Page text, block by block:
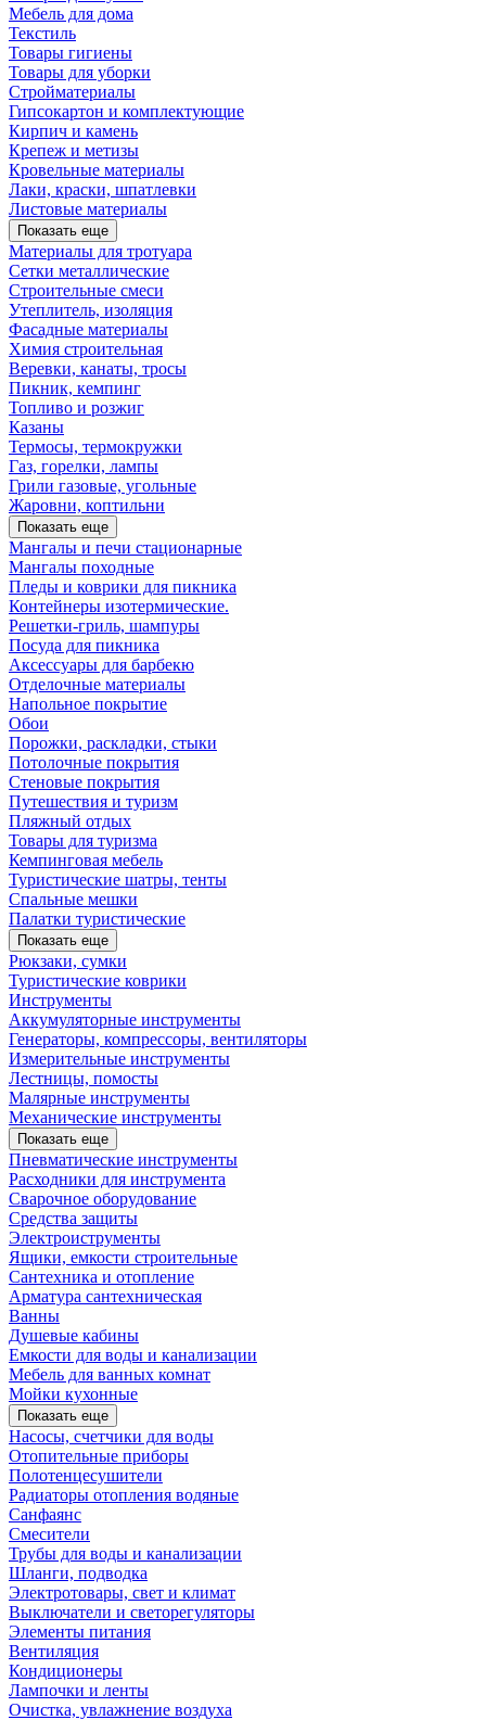
Мебель для дома
Текстиль
Товары гигиены
Товары для уборки
Стройматериалы
Гипсокартон и комплектующие
Кирпич и камень
Крепеж и метизы
Кровельные материалы
Лаки, краски, шпатлевки
Листовые материалы
Показать еще
Материалы для тротуара
Сетки металлические
Строительные смеси
Утеплитель, изоляция
Фасадные материалы
Химия строительная
Веревки, канаты, тросы
Пикник, кемпинг
Топливо и розжиг
Казаны
Термосы, термокружки
Газ, горелки, лампы
Грили газовые, угольные
Жаровни, коптильни
Показать еще
Мангалы и печи стационарные
Мангалы походные
Пледы и коврики для пикника
Контейнеры изотермические.
Решетки-гриль, шампуры
Посуда для пикника
Аксессуары для барбекю
Отделочные материалы
Напольное покрытие
Обои
Порожки, раскладки, стыки
Потолочные покрытия
Стеновые покрытия
Путешествия и туризм
Пляжный отдых
Товары для туризма
Кемпинговая мебель
Туристические шатры, тенты
Спальные мешки
Палатки туристические
Показать еще
Рюкзаки, сумки
Туристические коврики
Инструменты
Аккумуляторные инструменты
Генераторы, компрессоры, вентиляторы
Измерительные инструменты
Лестницы, помосты
Малярные инструменты
Механические инструменты
Показать еще
Пневматические инструменты
Расходники для инструмента
Сварочное оборудование
Средства защиты
Электроиструменты
Ящики, емкости строительные
Сантехника и отопление
Арматура сантехническая
Ванны
Душевые кабины
Емкости для воды и канализации
Мебель для ванных комнат
Мойки кухонные
Показать еще
Насосы, счетчики для воды
Отопительные приборы
Полотенцесушители
Радиаторы отопления водяные
Санфаянс
Смесители
Трубы для воды и канализации
Шланги, подводка
Электротовары, свет и климат
Выключатели и светорегуляторы
Элементы питания
Вентиляция
Кондиционеры
Лампочки и ленты
Очистка, увлажнение воздуха